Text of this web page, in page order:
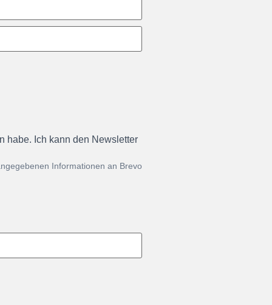
habe. Ich kann den Newsletter
Informationen an Brevo